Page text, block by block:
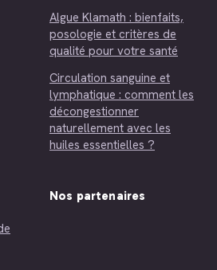
Algue Klamath : bienfaits,
posologie et critères de
qualité pour votre santé
Circulation sanguine et
lymphatique : comment les
décongestionner
naturellement avec les
huiles essentielles ?
Nos partenaires